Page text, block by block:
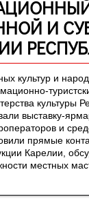
И
культур и
культуры
выставку-
и
прямые
Карелии,
местных